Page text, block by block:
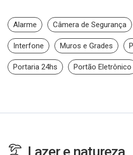
Alarme Câmera de Segurança
Interfone Muros e Grades
Portaria 24hs Portão Eletrônico